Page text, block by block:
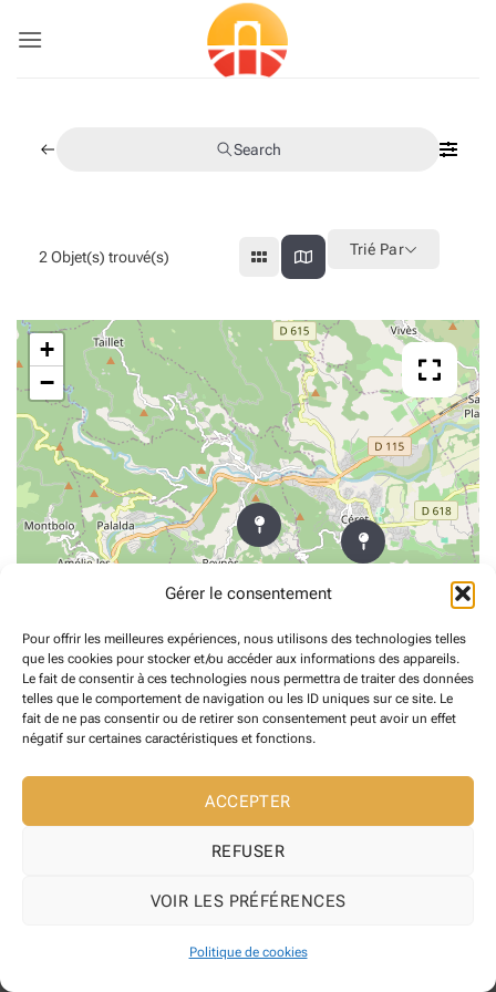
Gérer le consentement
Pour offrir les meilleures expériences, nous utilisons des technologies telles
que les cookies pour stocker et/ou accéder aux informations des appareils.
Le fait de consentir à ces technologies nous permettra de traiter des données
telles que le comportement de navigation ou les ID uniques sur ce site. Le
fait de ne pas consentir ou de retirer son consentement peut avoir un effet
négatif sur certaines caractéristiques et fonctions.
ACCEPTER
REFUSER
VOIR LES PRÉFÉRENCES
Politique de cookies
Search
2 Objet(s) trouvé(s) Trié Par
+
−
Maire de ReynesSite web développé l' Agence web
Pixelicom